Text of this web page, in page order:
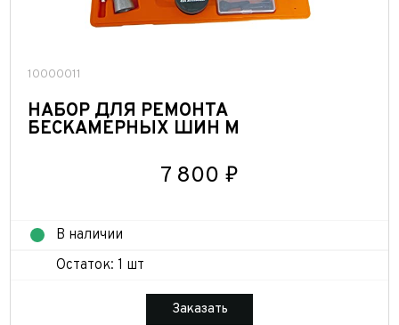
10000011
НАБОР ДЛЯ РЕМОНТА
БЕСКАМЕРНЫХ ШИН M
7 800 ₽
В наличии
Остаток: 1 шт
Заказать